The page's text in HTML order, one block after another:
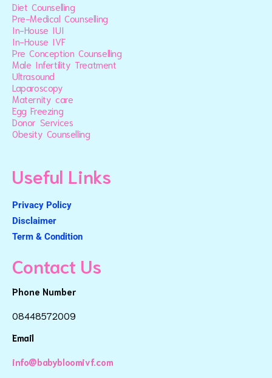
Diet Counselling
Pre-Medical Counselling
In-House IUI
In-House IVF
Pre Conception Counselling
Male Infertility Treatment
Ultrasound
Laparoscopy
Maternity care
Egg Freezing
Donor Services
Obesity Counselling
Useful Links
Privacy Policy
Disclaimer
Term & Condition
Contact Us
Phone Number
08448572009
Email
info@babybloomivf.com